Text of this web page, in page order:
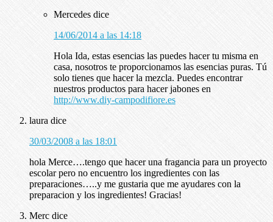
Mercedes dice
14/06/2014 a las 14:18
Hola Ida, estas esencias las puedes hacer tu misma en
casa, nosotros te proporcionamos las esencias puras. Tú
solo tienes que hacer la mezcla. Puedes encontrar
nuestros productos para hacer jabones en
http://www.diy-campodifiore.es
laura dice
30/03/2008 a las 18:01
hola Merce….tengo que hacer una fragancia para un proyecto
escolar pero no encuentro los ingredientes con las
preparaciones…..y me gustaria que me ayudares con la
preparacion y los ingredientes! Gracias!
Merc dice